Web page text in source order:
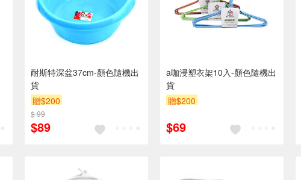
耐斯特深盆37cm-顏色隨機出
貨
贈$200
$ 99
$89
a咖浸塑衣架10入-顏色隨機出
貨
贈$200
$69